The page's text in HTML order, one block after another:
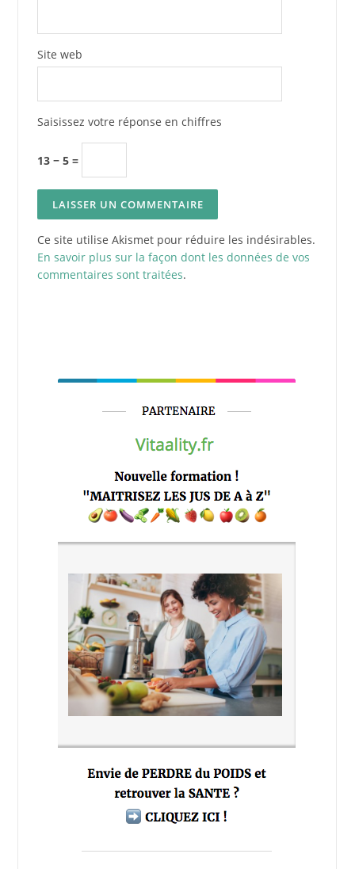
Site web
Saisissez votre réponse en chiffres
13 − 5 =
Ce site utilise Akismet pour réduire les indésirables.
En savoir plus sur la façon dont les données de vos
commentaires sont traitées.